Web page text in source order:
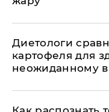
Диетологи
картофеля для
неожиданному